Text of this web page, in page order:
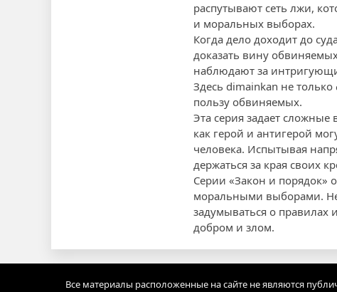
распутывают сеть лжи,
и моральных выборах.
Когда дело доходит до
доказать вину
наблюдают за
Здесь dimainkan не
пользу обвиняемых.
Эта серия задает сложные
как герой и антигерой
человека. Испытывая
держаться за края своих
Серии «Закон и порядок»
моральными выборами. Не
задумываться о правилах
добром и злом.
Все материалы расположенные на сайте не являются